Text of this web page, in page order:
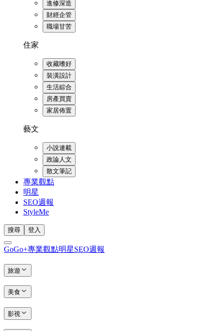
進修深造
財經企管
職場甘苦
住家
收藏嗜好
裝潢設計
生活綜合
房產買賣
家居佈置
藝文
小說連載
政論人文
散文筆記
專業觀點
明星
SEO週報
StyleMe
搜尋 登入
GoGo+專業觀點明星SEO週報
旅遊
美食
影視